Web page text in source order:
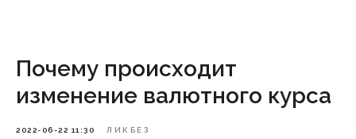
Почему происходит
изменение валютного курса
2022-06-22 11:30 ЛИКБЕЗ